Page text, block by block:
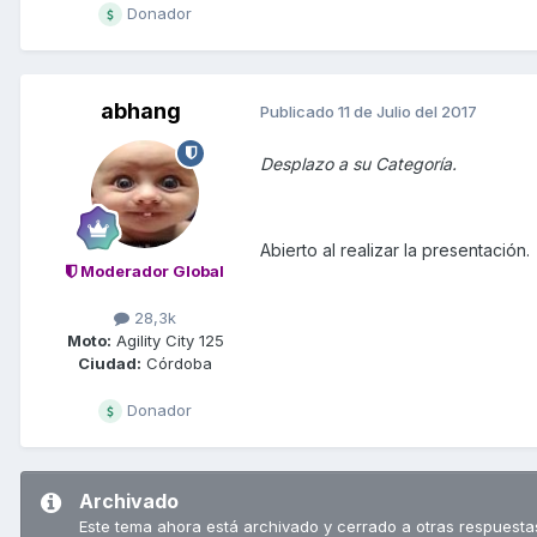
Donador
abhang
Moderador Global
28,3k
Moto: Agility City 125
Ciudad: Córdoba
Donador
Publicado 11 de Julio del 2017
Desplazo a su Categoría.
Abierto al realizar la presentación.
Archivado
Este tema ahora está archivado y cerrado a otras